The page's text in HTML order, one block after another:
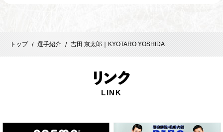
トップ / 選手紹介 / 吉田 京太郎｜KYOTARO YOSHIDA
リンク
LINK